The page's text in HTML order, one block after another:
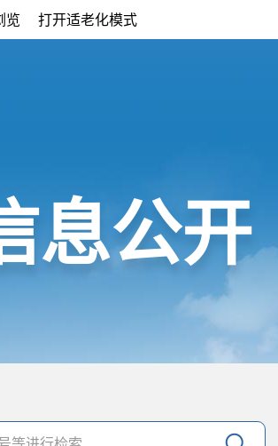
览 打开适老化模式
息公开